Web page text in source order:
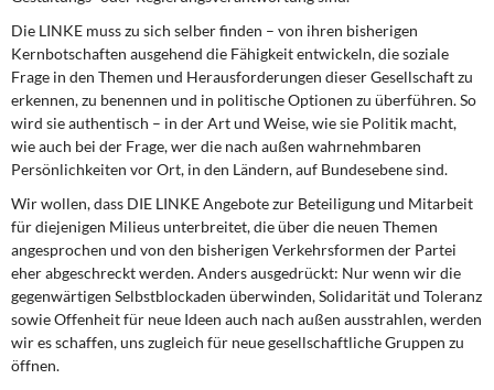
Die LINKE muss zu sich selber finden – von ihren bisherigen
Kernbotschaften ausgehend die Fähigkeit entwickeln, die soziale
Frage in den Themen und Herausforderungen dieser Gesellschaft zu
erkennen, zu benennen und in politische Optionen zu überführen. So
wird sie authentisch – in der Art und Weise, wie sie Politik macht,
wie auch bei der Frage, wer die nach außen wahrnehmbaren
Persönlichkeiten vor Ort, in den Ländern, auf Bundesebene sind.
Wir wollen, dass DIE LINKE Angebote zur Beteiligung und Mitarbeit
für diejenigen Milieus unterbreitet, die über die neuen Themen
angesprochen und von den bisherigen Verkehrsformen der Partei
eher abgeschreckt werden. Anders ausgedrückt: Nur wenn wir die
gegenwärtigen Selbstblockaden überwinden, Solidarität und Toleranz
sowie Offenheit für neue Ideen auch nach außen ausstrahlen, werden
wir es schaffen, uns zugleich für neue gesellschaftliche Gruppen zu
öffnen.